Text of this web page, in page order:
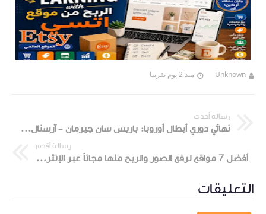
Unknown منذ 2 يوم تقريبا
رسالة أحدث
نهائي دوري أبطال أوروبا: باريس سان جيرمان – آرسنال... باريس وآرسنال أبطال أوروبا في النهاية
رسالة أقدم
أفضل 7 مواقع لرفع الصور والربح منها مجاناً عبر الإنترنت
التعليقات